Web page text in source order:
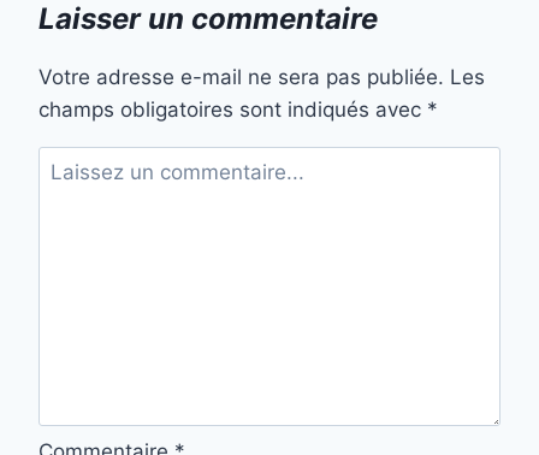
Laisser un commentaire
Votre adresse e-mail ne sera pas publiée. Les
champs obligatoires sont indiqués avec *